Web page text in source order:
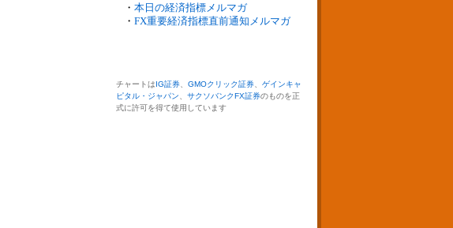
・ 本日の経済指標メルマガ
・ FX重要経済指標直前通知メルマガ
チャートはIG証券 GMOクリック証券
ゲインキャ
ピタル・ジャパン
サクソバンクFX証券のものを正
式に許可を得て使用しています